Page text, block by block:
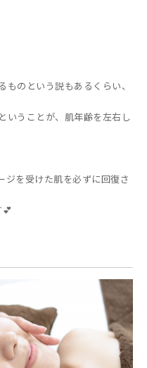
のという説もあるくらい、
いうことが、肌年齢を左右し
ジを受けた肌を必ずに回復さ